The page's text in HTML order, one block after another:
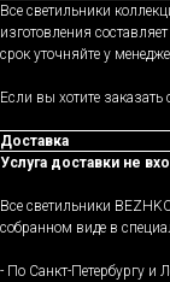
Все светильники
изготовления
срок уточняйте у
Если вы хотите
Доставка
Услуга доставки не
Все светильники
собранном виде в
- По Санкт-Петербургу и